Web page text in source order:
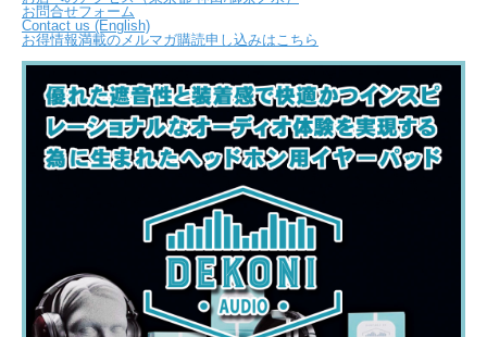
お問合せフォーム
Contact us (English)
お得情報満載のメルマガ購読申し込みはこちら